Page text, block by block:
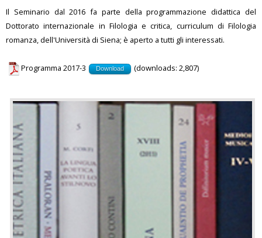
Il Seminario dal 2016 fa parte della programmazione didattica del
Dottorato internazionale in Filologia e critica, curriculum di Filologia
romanza, dell'Università di Siena; è aperto a tutti gli interessati.
Programma 2017-3 Download (downloads: 2,807)